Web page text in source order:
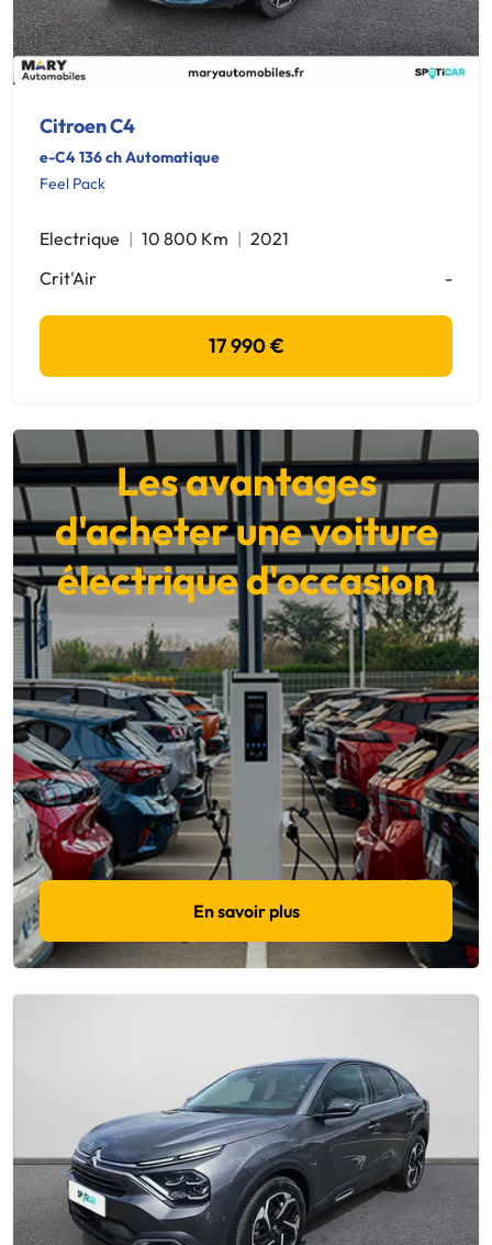
Citroen C4
e-C4 136 ch Automatique
Feel Pack
Electrique 10 800 Km
2021
Crit'Air
-
17 990 €
Les avantages
d'acheter une voiture
électrique d'occasion
En savoir plus